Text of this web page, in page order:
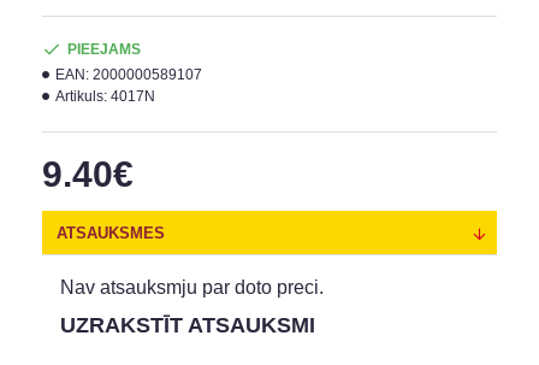
9.40€
PIEEJAMS
EAN: 2000000589107
Artikuls: 4017N
ATSAUKSMES
Nav atsauksmju par doto preci.
UZRAKSTĪT ATSAUKSMI